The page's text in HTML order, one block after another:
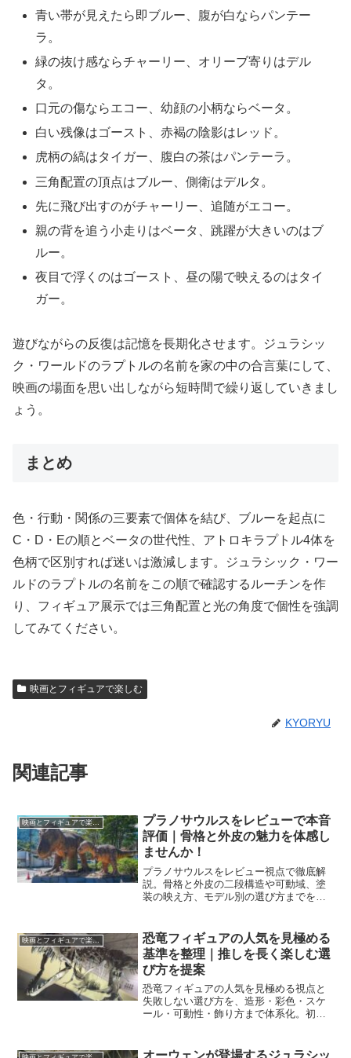
青い帯が見えたら即ブルー、腹が白ならパンテー
ラ。
緑の抜け感ならチャーリー、オリーブ寄りはデル
タ。
口元の傷ならエコー、幼顔の小柄ならベータ。
白い残像はゴースト、赤褐の陰影はレッド。
虎柄の縞はタイガー、腹白の茶はパンテーラ。
三角配置の頂点はブルー、側衛はデルタ。
先に飛び出すのがチャーリー、追随がエコー。
親の背を追う小走りはベータ、跳躍が大きいのはブ
ルー。
夜目で浮くのはゴースト、昼の陽で映えるのはタイ
ガー。
遊びながらの反復は記憶を長期化させます。ジュラシッ
ク・ワールドのラプトルの名前を家の中の合言葉にして、
映画の場面を思い出しながら短時間で繰り返していきまし
ょう。
まとめ
色・行動・関係の三要素で個体を結び、ブルーを起点に
C・D・Eの順とベータの世代性、アトロキラプトル4体を
色柄で区別すれば迷いは激減します。ジュラシック・ワー
ルドのラプトルの名前をこの順で確認するルーチンを作
り、フィギュア展示では三角配置と光の角度で個性を強調
してみてください。
映画とフィギュアで楽しむ
KYORYU
関連記事
映画とフィギュアで楽しむ
プラノサウルスをレビューで本音
評価｜骨格と外皮の魅力を体感し
ませんか！
プラノサウルスをレビュー視点で徹底解
説。骨格と外皮の二段構造や可動域、塗
装の映え方、モデル別の選び方までを網
映画とフィギュアで楽しむ
恐竜フィギュアの人気を見極める
基準を整理｜推しを長く楽しむ選
び方を提案
恐竜フィギュアの人気を見極める視点と
失敗しない選び方を、造形・彩色・スケ
ール・可動性・飾り方まで体系化。初心
方をまとめます。
オーウェンが登場するジュラシッ